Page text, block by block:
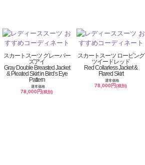
スカートスーツ グレーバー
ズアイ
Gray Double Breasted Jacket
& Pleated Skirt in Bird’s Eye
Pattern
通常価格
78,000円(税別)
スカートスーツ ロービング
ツイードレッド
Red Collarless Jacket &
Flared Skirt
通常価格
78,000円(税別)